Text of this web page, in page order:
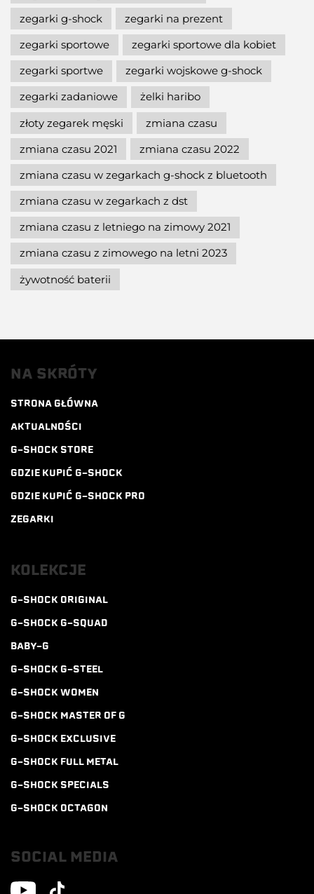
zegarki g-shock
zegarki na prezent
zegarki sportowe
zegarki sportowe dla kobiet
zegarki sportwe
zegarki wojskowe g-shock
zegarki zadaniowe
żelki haribo
złoty zegarek męski
zmiana czasu
zmiana czasu 2021
zmiana czasu 2022
zmiana czasu w zegarkach g-shock z bluetooth
zmiana czasu w zegarkach z dst
zmiana czasu z letniego na zimowy 2021
zmiana czasu z zimowego na letni 2023
żywotność baterii
NA SKRÓTY
STRONA GŁÓWNA
AKTUALNOŚCI
G-SHOCK STORE
GDZIE KUPIĆ G-SHOCK
GDZIE KUPIĆ G-SHOCK PRO
ZEGARKI
KOLEKCJE
G-SHOCK ORIGINAL
G-SHOCK G-SQUAD
BABY-G
G-SHOCK G-STEEL
G-SHOCK WOMEN
G-SHOCK MASTER OF G
G-SHOCK EXCLUSIVE
G-SHOCK FULL METAL
G-SHOCK SPECIALS
G-SHOCK OCTAGON
SOCIAL MEDIA